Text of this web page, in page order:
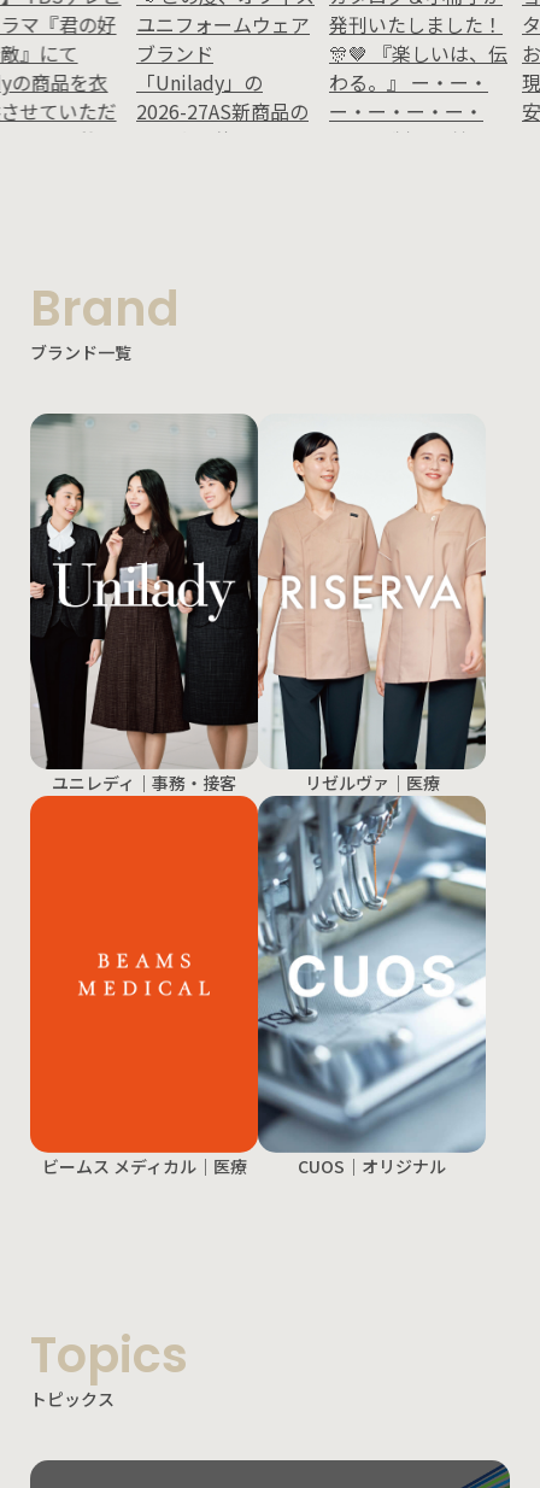
ブランド一覧
Brand
ユニレディ｜事務・接客 リゼルヴァ｜医療
ビームス メディカル｜医療 CUOS｜オリジナル
トピックス
Topics